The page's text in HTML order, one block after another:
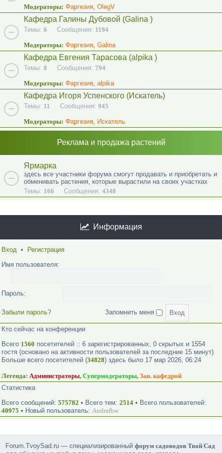
Модераторы: Фаргезия, OlegV
Кафедра Галины Дубовой (Galina )
Темы: 6 Сообщения: 1194
Модераторы: Фаргезия, Galina
Кафедра Евгения Тарасова (alpika )
Темы: 8 Сообщения: 794
Модераторы: Фаргезия, alpika
Кафедра Игоря Успенского (Искатель)
Темы: 11 Сообщения: 945
Модераторы: Фаргезия, Искатель
Реклама и продажа растений
Ярмарка
здесь все участники форума смогут продавать и приобретать и
обменивать растения, которые вырастили на своих участках
Темы: 166 Сообщения: 4348
Информация
Вход •
Регистрация
Имя пользователя:
Пароль:
Забыли пароль? Запомнить меня
Кто сейчас на конференции
Всего 1560 посетителей :: 6 зарегистрированных, 0 скрытых и 1554
гостя (основано на активности пользователей за последние 15 минут)
Больше всего посетителей (34828) здесь было 17 мар 2026, 06:24
Легенда: Администраторы, Супермодераторы, Зав. кафедрой
Статистика
Всего сообщений: 575782 • Всего тем: 2514 • Всего пользователей:
40975 • Новый пользователь: Andrafbw
Forum.TvoySad.ru — специализированныйфорум садоводов Твой Сад